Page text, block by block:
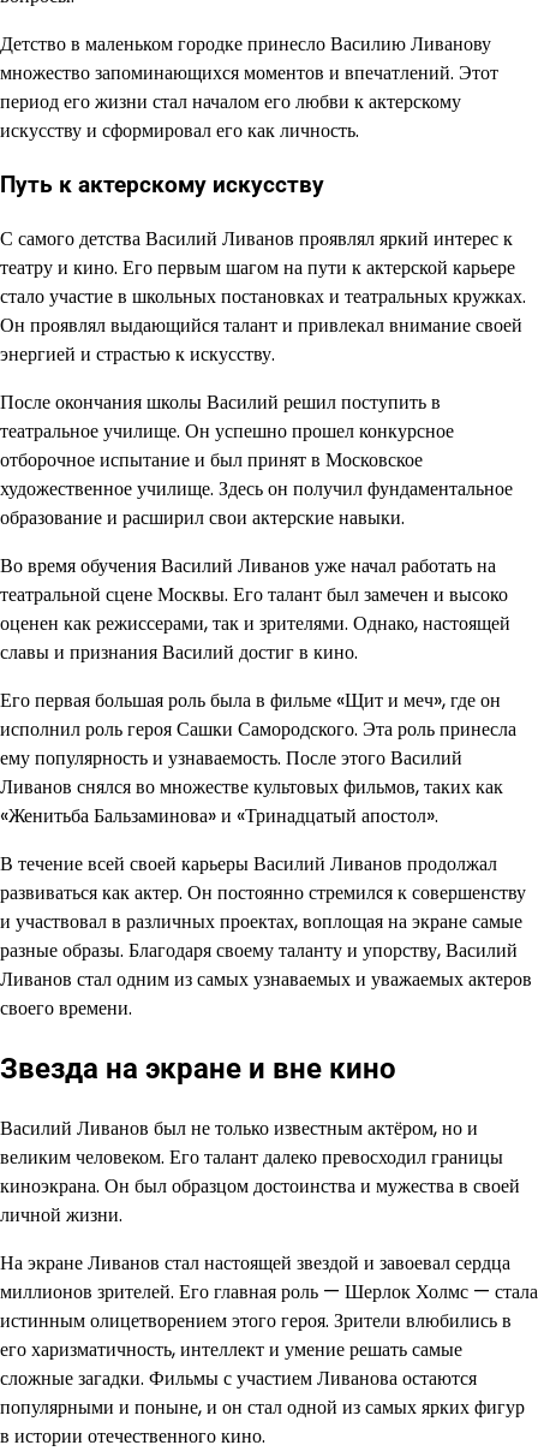
Детство в маленьком городке принесло Василию Ливанову
множество запоминающихся моментов и впечатлений. Этот
период его жизни стал началом его любви к актерскому
искусству и сформировал его как личность.
Путь к актерскому искусству
С самого детства Василий Ливанов проявлял яркий интерес к
театру и кино. Его первым шагом на пути к актерской карьере
стало участие в школьных постановках и театральных кружках.
Он проявлял выдающийся талант и привлекал внимание своей
энергией и страстью к искусству.
После окончания школы Василий решил поступить в
театральное училище. Он успешно прошел конкурсное
отборочное испытание и был принят в Московское
художественное училище. Здесь он получил фундаментальное
образование и расширил свои актерские навыки.
Во время обучения Василий Ливанов уже начал работать на
театральной сцене Москвы. Его талант был замечен и высоко
оценен как режиссерами, так и зрителями. Однако, настоящей
славы и признания Василий достиг в кино.
Его первая большая роль была в фильме «Щит и меч», где он
исполнил роль героя Сашки Самородского. Эта роль принесла
ему популярность и узнаваемость. После этого Василий
Ливанов снялся во множестве культовых фильмов, таких как
«Женитьба Бальзаминова» и «Тринадцатый апостол».
В течение всей своей карьеры Василий Ливанов продолжал
развиваться как актер. Он постоянно стремился к совершенству
и участвовал в различных проектах, воплощая на экране самые
разные образы. Благодаря своему таланту и упорству, Василий
Ливанов стал одним из самых узнаваемых и уважаемых актеров
своего времени.
Звезда на экране и вне кино
Василий Ливанов был не только известным актёром, но и
великим человеком. Его талант далеко превосходил границы
киноэкрана. Он был образцом достоинства и мужества в своей
личной жизни.
На экране Ливанов стал настоящей звездой и завоевал сердца
миллионов зрителей. Его главная роль — Шерлок Холмс — стала
истинным олицетворением этого героя. Зрители влюбились в
его харизматичность, интеллект и умение решать самые
сложные загадки. Фильмы с участием Ливанова остаются
популярными и поныне, и он стал одной из самых ярких фигур
в истории отечественного кино.